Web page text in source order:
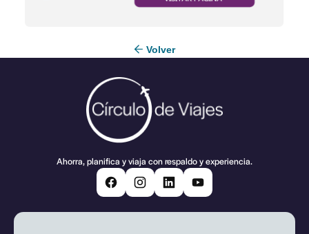
Volver
Ahorra, planifica y viaja con respaldo y experiencia.